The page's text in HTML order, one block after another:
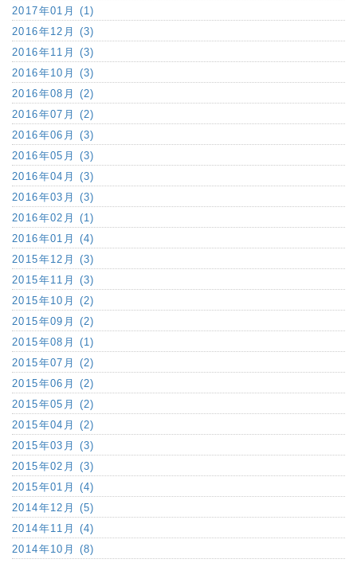
2017年01月 (1)
2016年12月 (3)
2016年11月 (3)
2016年10月 (3)
2016年08月 (2)
2016年07月 (2)
2016年06月 (3)
2016年05月 (3)
2016年04月 (3)
2016年03月 (3)
2016年02月 (1)
2016年01月 (4)
2015年12月 (3)
2015年11月 (3)
2015年10月 (2)
2015年09月 (2)
2015年08月 (1)
2015年07月 (2)
2015年06月 (2)
2015年05月 (2)
2015年04月 (2)
2015年03月 (3)
2015年02月 (3)
2015年01月 (4)
2014年12月 (5)
2014年11月 (4)
2014年10月 (8)